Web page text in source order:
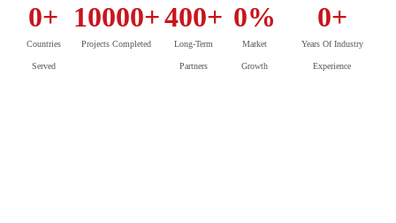
Countries
Served
0+
Projects Completed
10000+
Long-Term
Partners
400+
Market
Growth
0%
Years Of Industry
Experience
0+